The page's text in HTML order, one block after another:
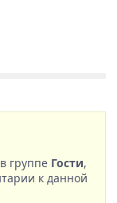
группе Гости,
к данной